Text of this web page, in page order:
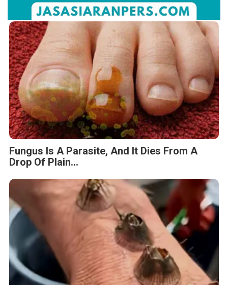
Fungus Is A Parasite, And It Dies From A
Drop Of Plain...